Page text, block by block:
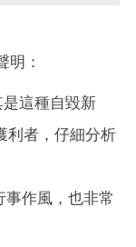
明：
這種自毀新
利者，仔細分析
作風，也非常